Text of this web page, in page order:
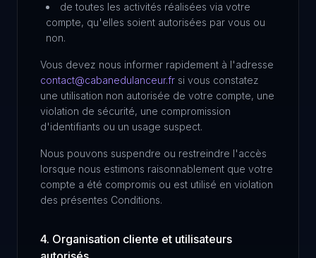
de toutes les activités réalisées via votre
compte, qu'elles soient autorisées par vous ou
non.
Vous devez nous informer rapidement à l'adresse
contact@cabanedulanceur.fr si vous constatez
une utilisation non autorisée de votre compte, une
violation de sécurité, une compromission
d'identifiants ou un usage suspect.
Nous pouvons suspendre ou restreindre l'accès
lorsque nous estimons raisonnablement que votre
compte a été compromis ou est utilisé en violation
des présentes Conditions.
4. Organisation cliente et utilisateurs